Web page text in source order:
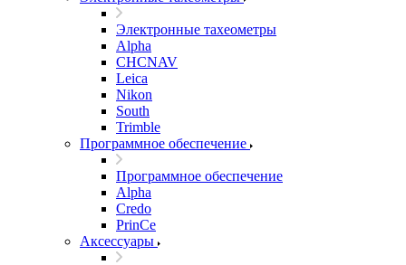
Электронные тахеометры
Alpha
CHCNAV
Leica
Nikon
South
Trimble
Программное обеспечение
Программное обеспечение
Alpha
Credo
PrinCe
Аксессуары